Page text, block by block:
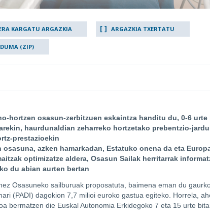
KARGATU ARGAZKIA ARGAZKIA TXERTATU
(ZIP)
hortzen osasun-zerbitzuen eskaintza handitu du, 0-6
haurdunaldian zeharreko hortzetako prebentzio-
prestazioekin
azken hamarkadan, Estatuko onena da eta
optimizatze aldera, Osasun Sailak herritarrak
du abian aurten bertan
Osasuneko sailburuak proposatuta, baimena eman du
(PADI) dagokion 7,7 milioi euroko gastua egiteko. Horrela,
bermatzen die Euskal Autonomia Erkidegoko 7 eta 15 urte